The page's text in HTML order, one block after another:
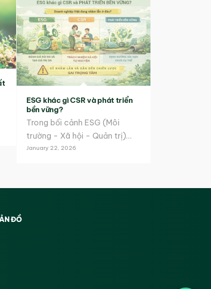
ESG khác gì CSR và phát triển
bền vững?
Trong bối cảnh ESG (Môi
trường - Xã hội - Quản trị)…
January 22, 2026
ĐỒ